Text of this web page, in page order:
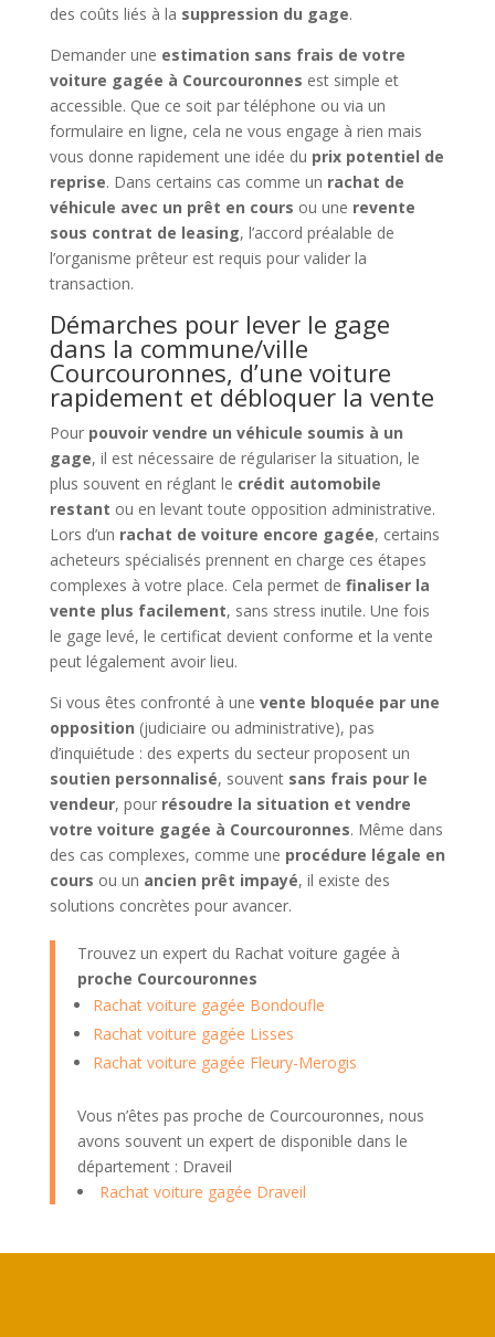
des coûts liés à la suppression du gage.
Demander une estimation sans frais de votre
voiture gagée à Courcouronnes est simple et
accessible. Que ce soit par téléphone ou via un
formulaire en ligne, cela ne vous engage à rien mais
vous donne rapidement une idée du prix potentiel de
reprise. Dans certains cas comme un rachat de
véhicule avec un prêt en cours ou une revente
sous contrat de leasing, l’accord préalable de
l’organisme prêteur est requis pour valider la
transaction.
Démarches pour lever le gage
dans la commune/ville
Courcouronnes, d’une voiture
rapidement et débloquer la vente
Pour pouvoir vendre un véhicule soumis à un
gage, il est nécessaire de régulariser la situation, le
plus souvent en réglant le crédit automobile
restant ou en levant toute opposition administrative.
Lors d’un rachat de voiture encore gagée, certains
acheteurs spécialisés prennent en charge ces étapes
complexes à votre place. Cela permet de finaliser la
vente plus facilement, sans stress inutile. Une fois
le gage levé, le certificat devient conforme et la vente
peut légalement avoir lieu.
Si vous êtes confronté à une vente bloquée par une
opposition (judiciaire ou administrative), pas
d’inquiétude : des experts du secteur proposent un
soutien personnalisé, souvent sans frais pour le
vendeur, pour résoudre la situation et vendre
votre voiture gagée à Courcouronnes. Même dans
des cas complexes, comme une procédure légale en
cours ou un ancien prêt impayé, il existe des
solutions concrètes pour avancer.
Trouvez un expert du Rachat voiture gagée à
proche Courcouronnes
Rachat voiture gagée Bondoufle
Rachat voiture gagée Lisses
Rachat voiture gagée Fleury-Merogis
Vous n’êtes pas proche de Courcouronnes, nous
avons souvent un expert de disponible dans le
département : Draveil
Rachat voiture gagée Draveil